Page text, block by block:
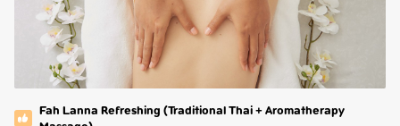
Fah Lanna Refreshing (Traditional Thai + Aromatherapy